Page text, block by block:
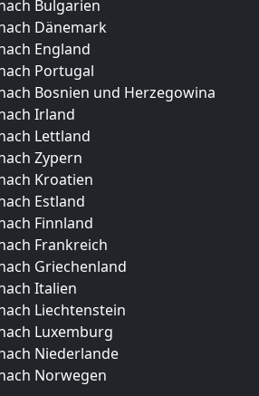
Bulgarien
Dänemark
England
Portugal
Bosnien und Herzegowina
Irland
Lettland
Zypern
Kroatien
Estland
Finnland
Frankreich
Griechenland
Italien
Liechtenstein
Luxemburg
Niederlande
Norwegen